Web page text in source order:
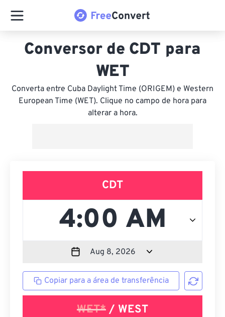
Conversor de CDT para
WET
Converta entre Cuba Daylight Time (ORIGEM) e Western
European Time (WET). Clique no campo de hora para
alterar a hora.
CDT
Copiar para a área de transferência
WET* / WEST